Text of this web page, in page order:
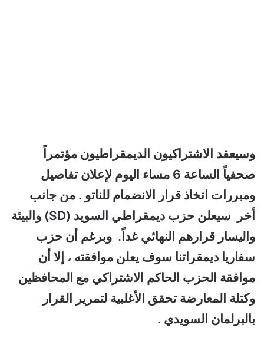
وسيعقد الاشتراكيون الديمقراطيون مؤتمراً
صحفياً الساعة 6 مساء اليوم لإعلان تفاصيل
ومبررات اتخاذ قرار الانضمام للناتو . من جانب
أخر
سيعلن حزب ديمقراطي السويد (SD) والبيئة
واليسار قرارهم النهائي غداً. وبرغم أن حزب
سفاريا ديمقراتنا سوف يعلن موافقته ، إلا أن
موافقة الحزب الحاكم الاشتراكي مع المحافظين
وكتلة المعارضة تحقق الأغلبية لتمرير القرار
بالبرلمان السويدي .